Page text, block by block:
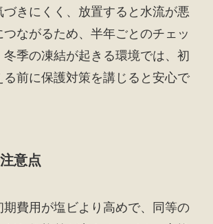
づきにくく、放置すると水流が悪
ながるため、半年ごとのチェッ
冬季の凍結が起きる環境では、初
前に保護対策を講じると安心で
意点
期費用が塩ビより高めで、同等の